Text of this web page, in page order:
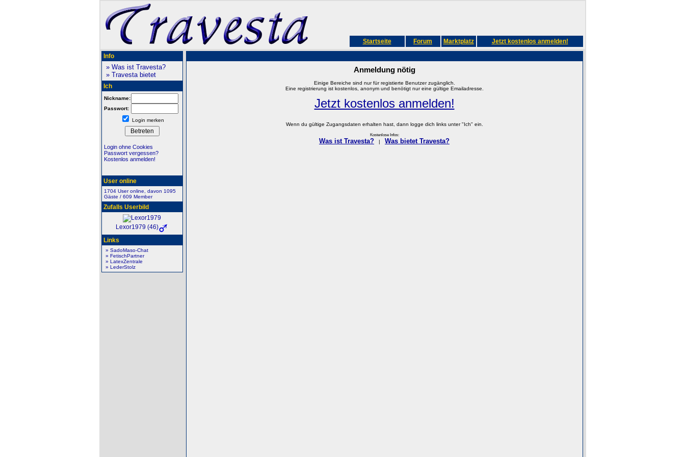
Startseite Forum Marktplatz Jetzt kostenlos anmelden!
Info
» Was ist Travesta?
» Travesta bietet
Ich
Nickname:
Passwort:
Login merken
Login ohne Cookies
Passwort vergessen?
Kostenlos anmelden!
User online
1704 User online, davon 1095
Gäste / 609 Member
Zufalls Userbild
Lexor1979 (46)
Links
» SadoMaso-Chat
» FetischPartner
» LatexZentrale
» LederStolz
Anmeldung nötig
Einige Bereiche sind nur für registierte Benutzer zugänglich.
Eine registrierung ist kostenlos, anonym und benötigt nur eine gültige Emailadresse.
Jetzt kostenlos anmelden!
Wenn du gültige Zugangsdaten erhalten hast, dann logge dich links unter "Ich" ein.
Kostenlose Infos:
Was ist Travesta? Was bietet Travesta?